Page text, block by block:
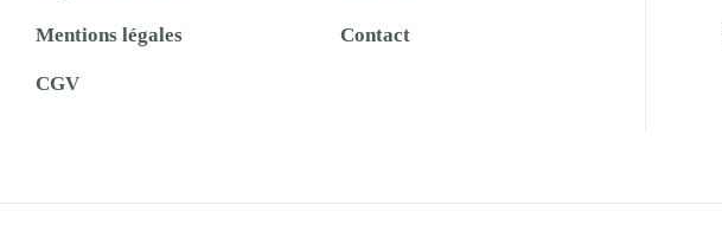
Mentions légales
CGV
Contact